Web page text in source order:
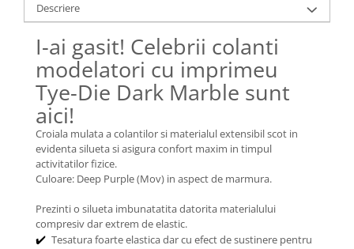
Descriere
I-ai gasit! Celebrii colanti
modelatori cu imprimeu
Tye-Die Dark Marble sunt
aici!
Croiala mulata a colantilor si materialul extensibil scot in
evidenta silueta si asigura confort maxim in timpul
activitatilor fizice.
Culoare: Deep Purple (Mov) in aspect de marmura.
Prezinti o silueta imbunatatita datorita materialului
compresiv dar extrem de elastic.
✔️ Tesatura foarte elastica dar cu efect de sustinere pentru